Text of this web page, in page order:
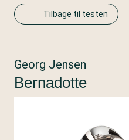
Tilbage til testen
Georg Jensen
Bernadotte